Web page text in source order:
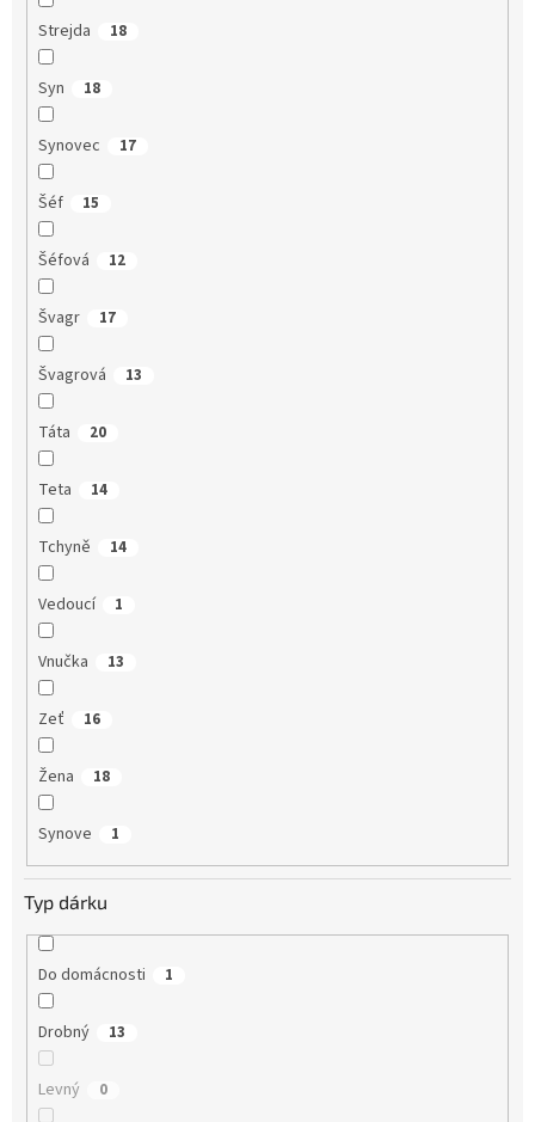
Strejda 18
Syn 18
Synovec 17
Šéf 15
Šéfová 12
Švagr 17
Švagrová 13
Táta 20
Teta 14
Tchyně 14
Vedoucí 1
Vnučka 13
Zeť 16
Žena 18
Synove 1
Typ dárku
Do domácnosti 1
Drobný 13
Levný 0